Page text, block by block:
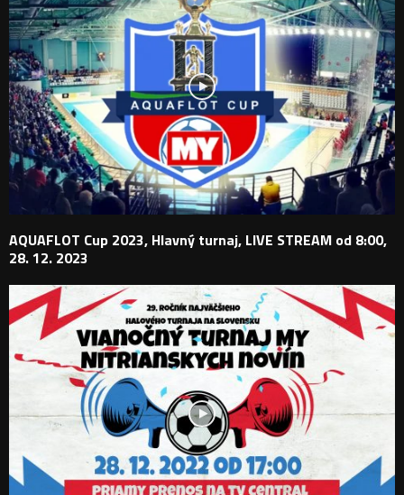
AQUAFLOT Cup 2023, Hlavný turnaj, LIVE STREAM od 8:00,
28. 12. 2023